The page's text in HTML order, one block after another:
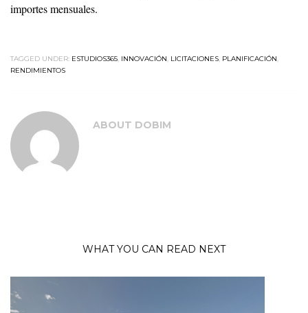
importes mensuales.
TAGGED UNDER: ESTUDIOS365, INNOVACIÓN, LICITACIONES, PLANIFICACIÓN,
RENDIMIENTOS
ABOUT DOBIM
WHAT YOU CAN READ NEXT